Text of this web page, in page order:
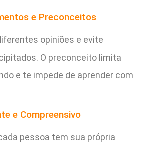
e Preconceitos
opiniões e evite
O preconceito limita
e te impede de aprender com
e Compreensivo
pessoa tem sua própria